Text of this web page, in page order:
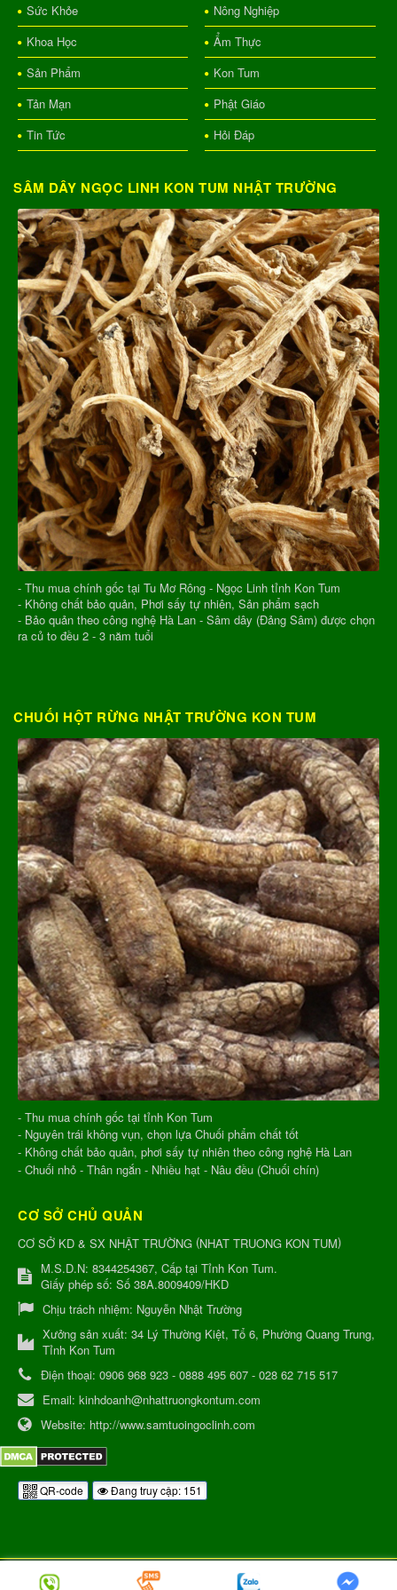
Sức Khỏe
Nông Nghiệp
Khoa Học
Ẩm Thực
Sản Phẩm
Kon Tum
Tản Mạn
Phật Giáo
Tin Tức
Hỏi Đáp
SÂM DÂY NGỌC LINH KON TUM NHẬT TRƯỜNG
- Thu mua chính gốc tại Tu Mơ Rông - Ngọc Linh tỉnh Kon Tum
- Không chất bảo quản, Phơi sấy tự nhiên, Sản phẩm sạch
- Bảo quản theo công nghệ Hà Lan - Sâm dây (Đảng Sâm) được chọn
ra củ to đều 2 - 3 năm tuổi
CHUỐI HỘT RỪNG NHẬT TRƯỜNG KON TUM
- Thu mua chính gốc tại tỉnh Kon Tum
- Nguyên trái không vụn, chọn lựa Chuối phẩm chất tốt
- Không chất bảo quản, phơi sấy tự nhiên theo công nghệ Hà Lan
- Chuối nhỏ - Thân ngắn - Nhiều hạt - Nâu đều (Chuối chín)
CƠ SỞ CHỦ QUẢN
CƠ SỞ KD & SX NHẬT TRƯỜNG (NHAT TRUONG KON TUM)
M.S.D.N: 8344254367, Cấp tại Tỉnh Kon Tum.
Giấy phép số: Số 38A.8009409/HKD
Chịu trách nhiệm: Nguyễn Nhật Trường
Xưởng sản xuất: 34 Lý Thường Kiệt, Tổ 6, Phường Quang Trung,
Tỉnh Kon Tum
Điện thoại: 0906 968 923 - 0888 495 607 - 028 62 715 517
Email: kinhdoanh@nhattruongkontum.com
Website: http://www.samtuoingoclinh.com
QR-code Đang truy cập: 151